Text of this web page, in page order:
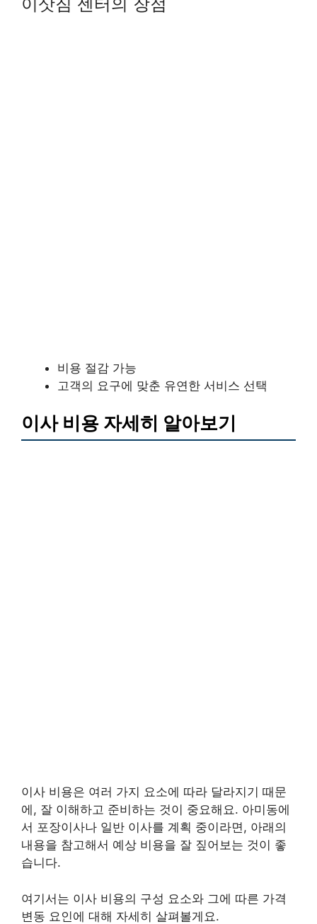
비용 절감 가능
고객의 요구에 맞춘 유연한 서비스 선택
이사 비용 자세히 알아보기
이사 비용은 여러 가지 요소에 따라 달라지기 때문
에, 잘 이해하고 준비하는 것이 중요해요. 아미동에
서 포장이사나 일반 이사를 계획 중이라면, 아래의
내용을 참고해서 예상 비용을 잘 짚어보는 것이 좋
습니다.
여기서는 이사 비용의 구성 요소와 그에 따른 가격
변동 요인에 대해 자세히 살펴볼게요.